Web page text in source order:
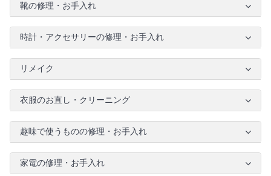
靴の修理・お手入れ
時計・アクセサリーの修理・お手入れ
リメイク
衣服のお直し・クリーニング
趣味で使うものの修理・お手入れ
家電の修理・お手入れ